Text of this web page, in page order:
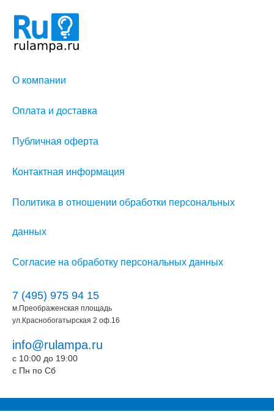
О компании
Оплата и доставка
Публичная оферта
Контактная информация
Политика в отношении обработки персональных
данных
Согласие на обработку персональных данных
7 (495) 975 94 15
м.Преображенская площадь
ул.Краснобогатырская 2 оф.16
info@rulampa.ru
c 10:00 до 19:00
c Пн по Сб